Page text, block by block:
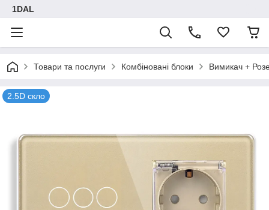
1DAL
Товари та послуги Комбіновані блоки Вимикач +
2.5D скло